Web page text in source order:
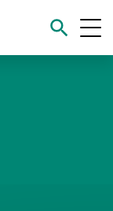
stránky môžu
prehliadač